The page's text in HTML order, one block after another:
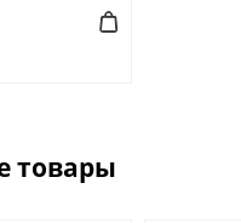
товары